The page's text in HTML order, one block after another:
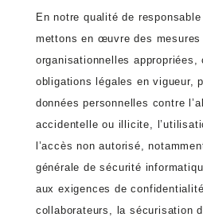
En notre qualité de
mettons en œuvre des
organisationnelles appropriées,
obligations légales en vigueur,
données personnelles contre
accidentelle ou illicite,
l’accès non autorisé,
générale de sécurité
aux exigences de
collaborateurs, la sécurisation